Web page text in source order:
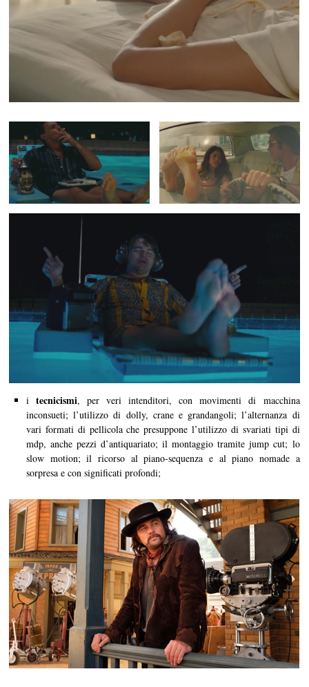
itecnicismi, per veri intenditori, con movimenti di macchina
inconsueti; l’utilizzo di dolly, crane e grandangoli; l’alternanza di
vari formati di pellicola che presuppone l’utilizzo di svariati tipi di
mdp, anche pezzi d’antiquariato; il montaggio tramite jump cut; lo
slow motion; il ricorso al piano-sequenza e al piano nomade a
sorpresa e con significati profondi;